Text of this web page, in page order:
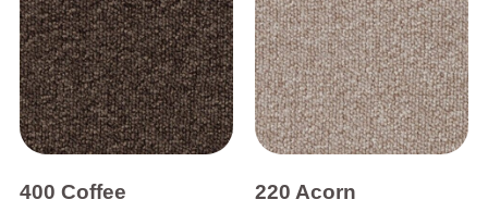
400 Coffee 220 Acorn